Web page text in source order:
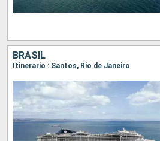
BRASIL
Itinerario : Santos, Rio de Janeiro